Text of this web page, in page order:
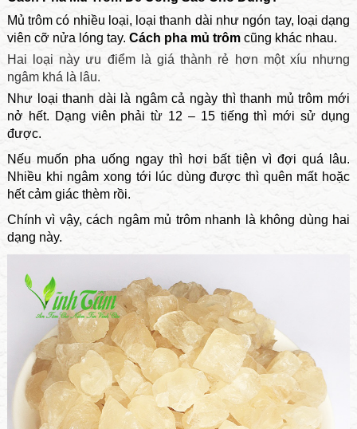
Mủ trôm có nhiều loại, loại thanh dài như ngón tay, loại dạng
viên cỡ nửa lóng tay. Cách pha mủ trômcũng khác nhau.
Hai loại này ưu điểm là giá thành rẻ hơn một xíu nhưng
ngâm khá là lâu.
Như loại thanh dài là ngâm cả ngày thì thanh mủ trôm mới
nở hết. Dạng viên phải từ 12 – 15 tiếng thì mới sử dụng
được.
Nếu muốn pha uống ngay thì hơi bất tiện vì đợi quá lâu.
Nhiều khi ngâm xong tới lúc dùng được thì quên mất hoặc
hết cảm giác thèm rồi.
Chính vì vậy, cách ngâm mủ trôm nhanh là không dùng hai
dạng này.